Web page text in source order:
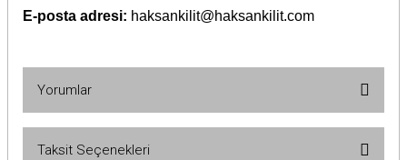
E-posta adresi: haksankilit@haksankilit.com
Yorumlar
Taksit Seçenekleri